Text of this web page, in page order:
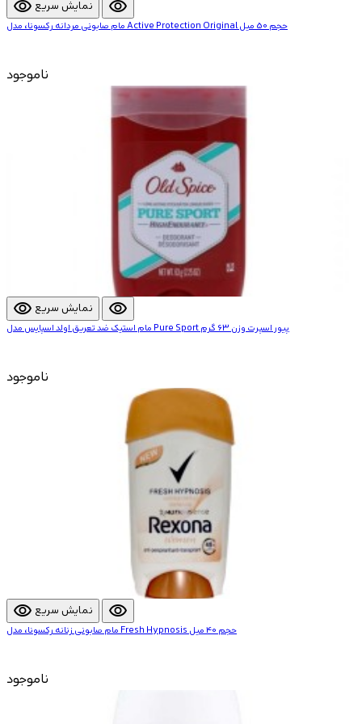
visibility نمایش سریع visibility
مام صابونی مردانه رکسونا، مدل Active Protection Original حجم 50 میل
ناموجود
visibility نمایش سریع visibility
مام استیک ضد تعریق اولد اسپایس مدل Pure Sport پیور اسپرت وزن 63 گرم
ناموجود
visibility نمایش سریع visibility
مام صابونی زنانه رکسونا، مدل Fresh Hypnosis حجم 40 میل
ناموجود